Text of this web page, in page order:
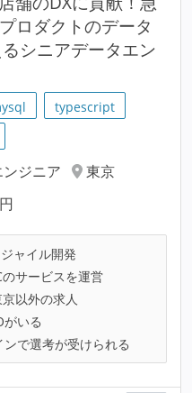
ロダクトのデータ
シニアデータエン
typescript
ジニア
東京
ャイル開発
のサービスを運営
以外の求人
がいる
ンで選考が受けられる